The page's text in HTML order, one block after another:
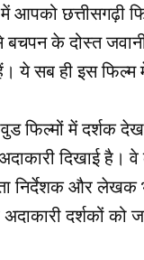
आपको छत्तीसगढ़ी
बचपन के दोस्त
सब ही इस फिल्म
फिल्मों में दर्शक
दिखाई
निर्देशक और लेखक
अदाकारी दर्शकों